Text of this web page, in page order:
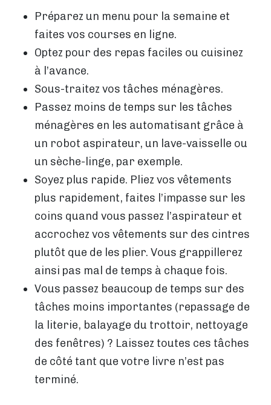
Préparez un menu pour la semaine et
faites vos courses en ligne.
Optez pour des repas faciles ou cuisinez
à l’avance.
Sous-traitez vos tâches ménagères.
Passez moins de temps sur les tâches
ménagères en les automatisant grâce à
un robot aspirateur, un lave-vaisselle ou
un sèche-linge, par exemple.
Soyez plus rapide. Pliez vos vêtements
plus rapidement, faites l’impasse sur les
coins quand vous passez l’aspirateur et
accrochez vos vêtements sur des cintres
plutôt que de les plier. Vous grappillerez
ainsi pas mal de temps à chaque fois.
Vous passez beaucoup de temps sur des
tâches moins importantes (repassage de
la literie, balayage du trottoir, nettoyage
des fenêtres) ? Laissez toutes ces tâches
de côté tant que votre livre n’est pas
terminé.